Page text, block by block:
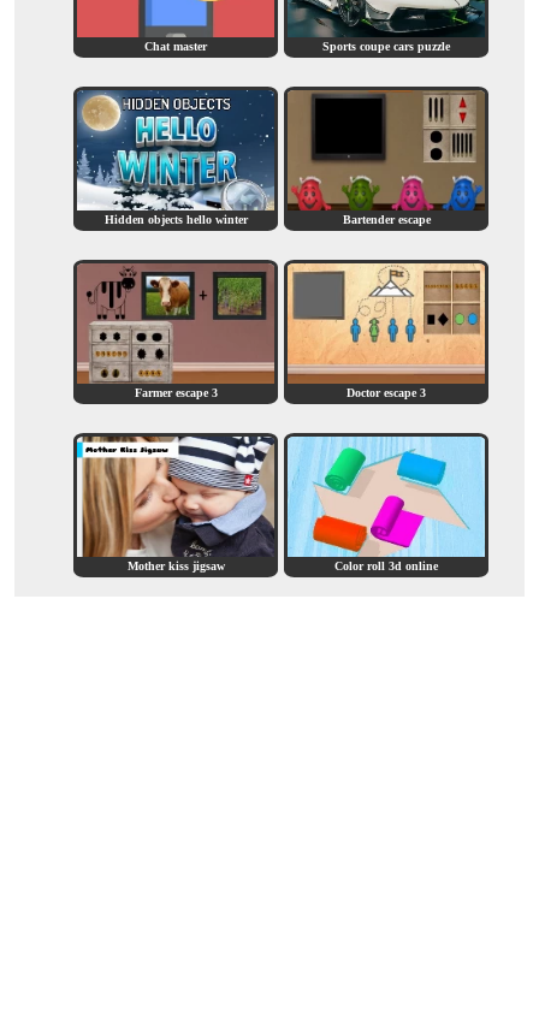
Chat master Sports coupe cars puzzle
Hidden objects hello winter Bartender escape
Farmer escape 3 Doctor escape 3
Mother kiss jigsaw Color roll 3d online